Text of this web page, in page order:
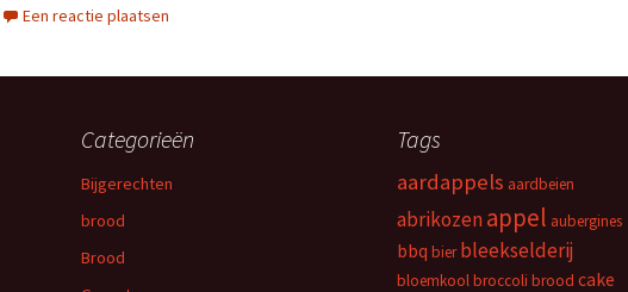
Een reactie plaatsen
Categorieën
Bijgerechten
brood
Brood
Tags
aardappels aardbeien
abrikozenappel aubergines
bbq bier bleekselderij
bloemkoolbroccoli brood cake